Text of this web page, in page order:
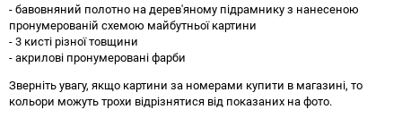
- бавовняний полотно на дерев'яному підрамнику з нанесеною
пронумерованій схемою майбутньої картини
- 3 кисті різної товщини
- акрилові пронумеровані фарби
Зверніть увагу, якщо картини за номерами купити в магазині, то
кольори можуть трохи відрізнятися від показаних на фото.